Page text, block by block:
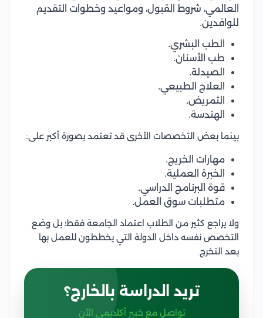
العالمي، شروط القبول، ومواعيد وخطوات التقديم
للوافدين.
الطب البشري.
طب الأسنان.
الصيدلة.
العلاج الطبيعي.
التمريض.
الهندسة.
بينما بعض التخصصات الأخرى قد تعتمد بصورة أكبر على:
مهارات الخريج.
الخبرة العملية.
قوة البرنامج الدراسي.
متطلبات سوق العمل.
ولا يراجع كثير من الطلاب اعتماد الجامعة فقط؛ بل وضع
التخصص نفسه داخل الدولة التي يخططون للعمل بها
بعد التخرج.
تريد الدراسة بالخارج؟
تواصل مع خبير أكاديمي الآن